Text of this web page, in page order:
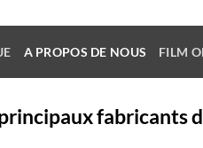
A PROPOS DE NOUS FILM
principaux fabricants